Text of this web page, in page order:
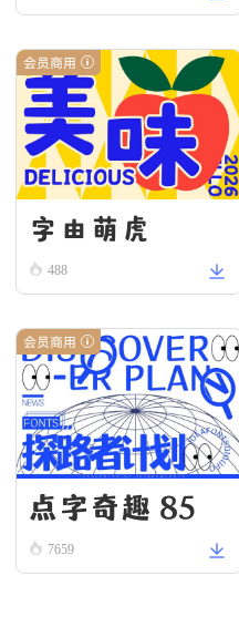
会员商用
字由萌虎
488
会员商用
点字奇趣 85
7659